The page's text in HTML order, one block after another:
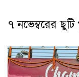
৭ নভেম্বরের